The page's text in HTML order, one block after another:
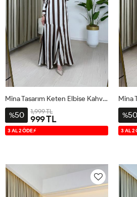
Mina Tasarım Keten Elbise Kahverengi Kahverengi
%50 1,999 TL
999 TL
3 AL 2 ÖDE⚡
%50
3 AL 2